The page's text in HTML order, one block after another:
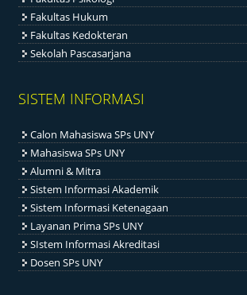
Fakultas Hukum
Fakultas Kedokteran
Sekolah Pascasarjana
SISTEM INFORMASI
Calon Mahasiswa SPs UNY
Mahasiswa SPs UNY
Alumni & Mitra
Sistem Informasi Akademik
Sistem Informasi Ketenagaan
Layanan Prima SPs UNY
SIstem Informasi Akreditasi
Dosen SPs UNY